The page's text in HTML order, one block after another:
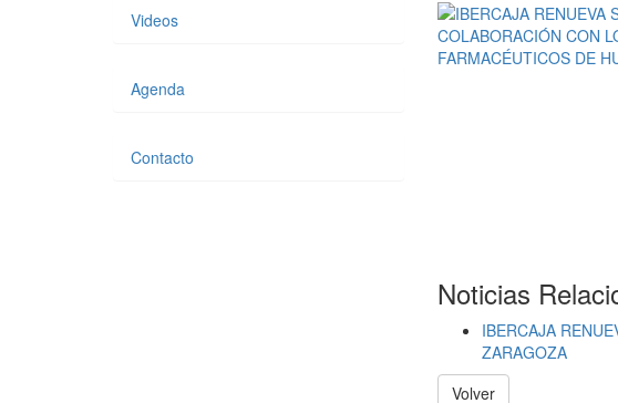
Noticias
IBERCAJA
ZARAGOZA
Volver
Videos
Agenda
Contacto